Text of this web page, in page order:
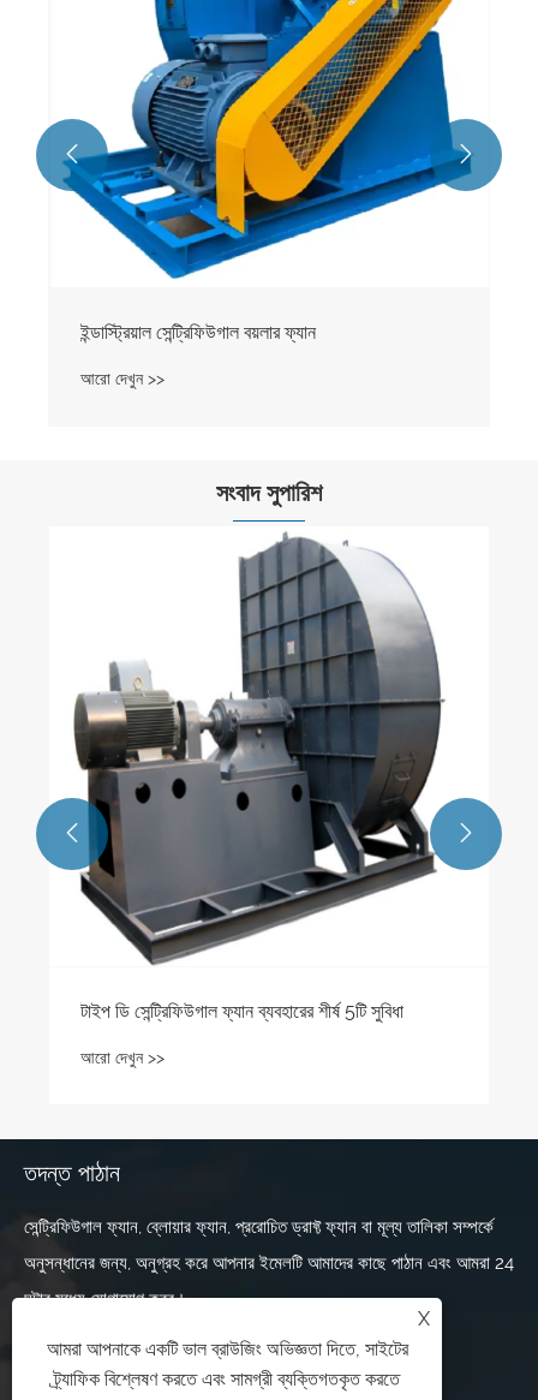
ইন্ডাস্ট্রিয়াল সেন্ট্রিফিউগাল বয়লার ফ্যান
আরো দেখুন >>
 
সংবাদ সুপারিশ
টাইপ ডি সেন্ট্রিফিউগাল ফ্যান ব্যবহারের শীর্ষ 5টি সুবিধা
আরো দেখুন >>
 
তদন্ত পাঠান
সেন্ট্রিফিউগাল ফ্যান, ব্লোয়ার ফ্যান, প্ররোচিত ড্রাফ্ট ফ্যান বা মূল্য তালিকা সম্পর্কে
অনুসন্ধানের জন্য, অনুগ্রহ করে আপনার ইমেলটি আমাদের কাছে পাঠান এবং আমরা 24
ঘন্টার মধ্যে যোগাযোগ করব।
X
আমরা আপনাকে একটি ভাল ব্রাউজিং অভিজ্ঞতা দিতে, সাইটের
ট্র্যাফিক বিশ্লেষণ করতে এবং সামগ্রী ব্যক্তিগতকৃত করতে